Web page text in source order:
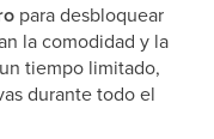
para desbloquear
la comodidad y la
tiempo limitado,
durante todo el